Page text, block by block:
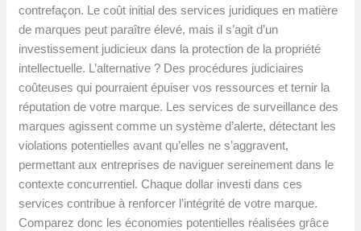
contrefaçon. Le coût initial des services juridiques en matière
de marques peut paraître élevé, mais il s’agit d’un
investissement judicieux dans la protection de la propriété
intellectuelle. L’alternative ? Des procédures judiciaires
coûteuses qui pourraient épuiser vos ressources et ternir la
réputation de votre marque. Les services de surveillance des
marques agissent comme un système d’alerte, détectant les
violations potentielles avant qu’elles ne s’aggravent,
permettant aux entreprises de naviguer sereinement dans le
contexte concurrentiel. Chaque dollar investi dans ces
services contribue à renforcer l’intégrité de votre marque.
Comparez donc les économies potentielles réalisées grâce